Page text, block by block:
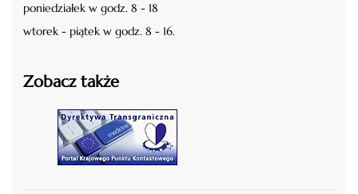
poniedziałek w godz. 8 - 18
wtorek - piątek w godz. 8 - 16.
Zobacz także
czytaj więcej